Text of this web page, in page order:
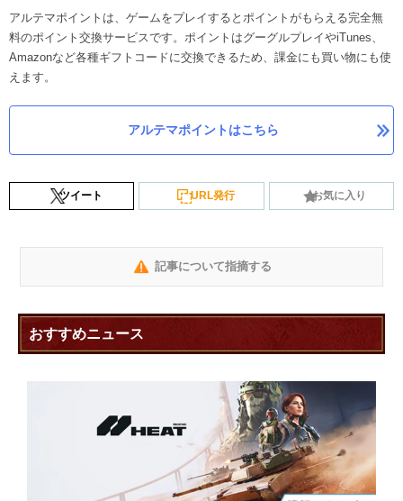
アルテマポイントは、ゲームをプレイするとポイントがもらえる完全無
料のポイント交換サービスです。ポイントはグーグルプレイやiTunes、
Amazonなど各種ギフトコードに交換できるため、課金にも買い物にも使
えます。
アルテマポイントはこちら
ツイート URL発行 お気に入り
記事について指摘する
おすすめニュース